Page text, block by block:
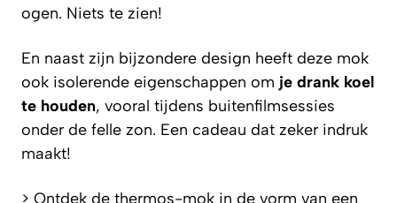
ogen. Niets te zien!
En naast zijn bijzondere design heeft deze mok
ook isolerende eigenschappen om je drank koel
te houden, vooral tijdens buitenfilmsessies
onder de felle zon. Een cadeau dat zeker indruk
maakt!
> Ontdek de thermos-mok in de vorm van een